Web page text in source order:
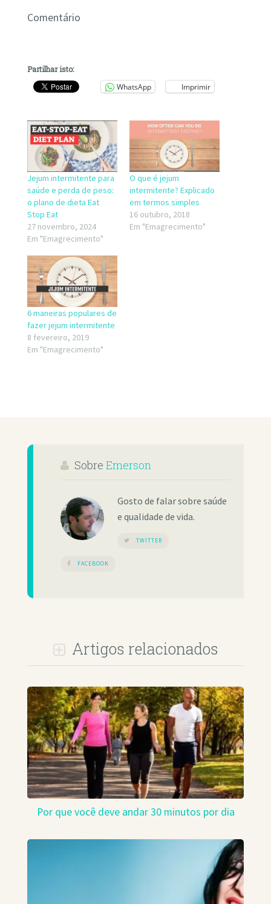
Comentário
Partilhar isto:
WhatsApp Imprimir
Jejum intermitente para
saúde e perda de peso:
o plano de dieta Eat
Stop Eat
27 novembro, 2024
Em "Emagrecimento"
O que é jejum
intermitente? Explicado
em termos simples
16 outubro, 2018
Em "Emagrecimento"
6 maneiras populares de
fazer jejum intermitente
8 fevereiro, 2019
Em "Emagrecimento"
Sobre Emerson
Gosto de falar sobre saúde
e qualidade de vida.
TWITTER
FACEBOOK
Artigos relacionados
Por que você deve andar 30 minutos por dia